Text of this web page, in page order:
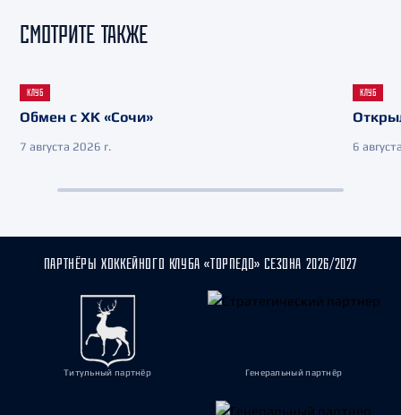
СМОТРИТЕ ТАКЖЕ
КЛУБ
Обмен с ХК «Сочи»
7 августа 2026 г.
КЛУБ
6
ПАРТНЁРЫ ХОККЕЙНОГО КЛУБА «ТОРПЕДО» СЕЗОНА 2026/2027
Титульный партнёр Генеральный партнёр